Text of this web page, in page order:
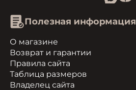
Полезная информация
О магазине
Возврат и гарантии
Правила сайта
Таблица размеров
Владелец сайта